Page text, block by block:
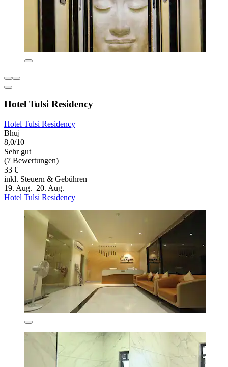
Hotel Tulsi Residency
Hotel Tulsi Residency
Bhuj
8,0/10
Sehr gut
(7 Bewertungen)
33 €
inkl. Steuern & Gebühren
19. Aug.–20. Aug.
Hotel Tulsi Residency